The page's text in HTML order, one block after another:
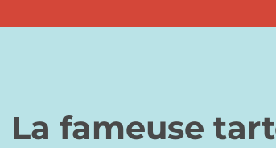
La fameuse